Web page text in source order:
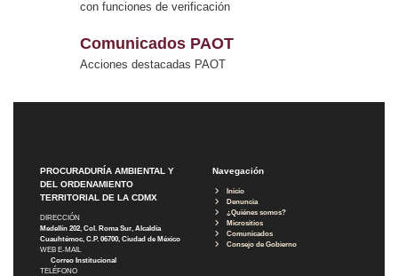
con funciones de verificación
Comunicados PAOT
Acciones destacadas PAOT
PROCURADURÍA AMBIENTAL Y
DEL ORDENAMIENTO
TERRITORIAL DE LA CDMX
DIRECCIÓN
Medellín 202, Col. Roma Sur, Alcaldía
Cuauhtémoc, C.P. 06700, Ciudad de México
WEB E-MAIL
Correo Institucional
TELÉFONO
Navegación
Inicio
Denuncia
¿Quiénes somos?
Micrositios
Comunicados
Consejo de Gobierno